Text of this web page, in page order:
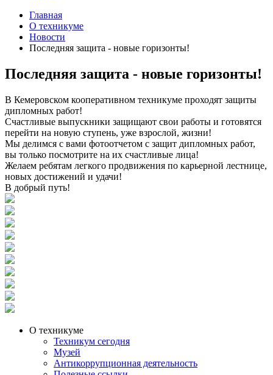
Главная
О техникуме
Новости
Последняя защита - новые горизонты!
Последняя защита - новые горизонты!
В Кемеровском кооперативном техникуме проходят защиты
дипломных работ!
Счастливые выпускники защищают свои работы и готовятся
перейти на новую ступень, уже взрослой, жизни!
Мы делимся с вами фотоотчетом с защит дипломных работ,
вы только посмотрите на их счастливые лица!
Желаем ребятам легкого продвижения по карьерной лестнице,
новых достижений и удачи!
В добрый путь!
О техникуме
Техникум сегодня
Музей
Антикоррупционная деятельность